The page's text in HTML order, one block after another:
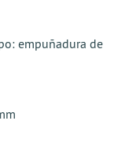
empuñadura de